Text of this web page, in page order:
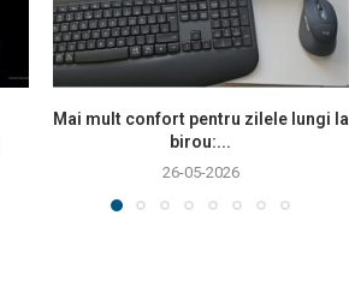
Mai mult confort pentru zilele lungi la
birou:...
26-05-2026